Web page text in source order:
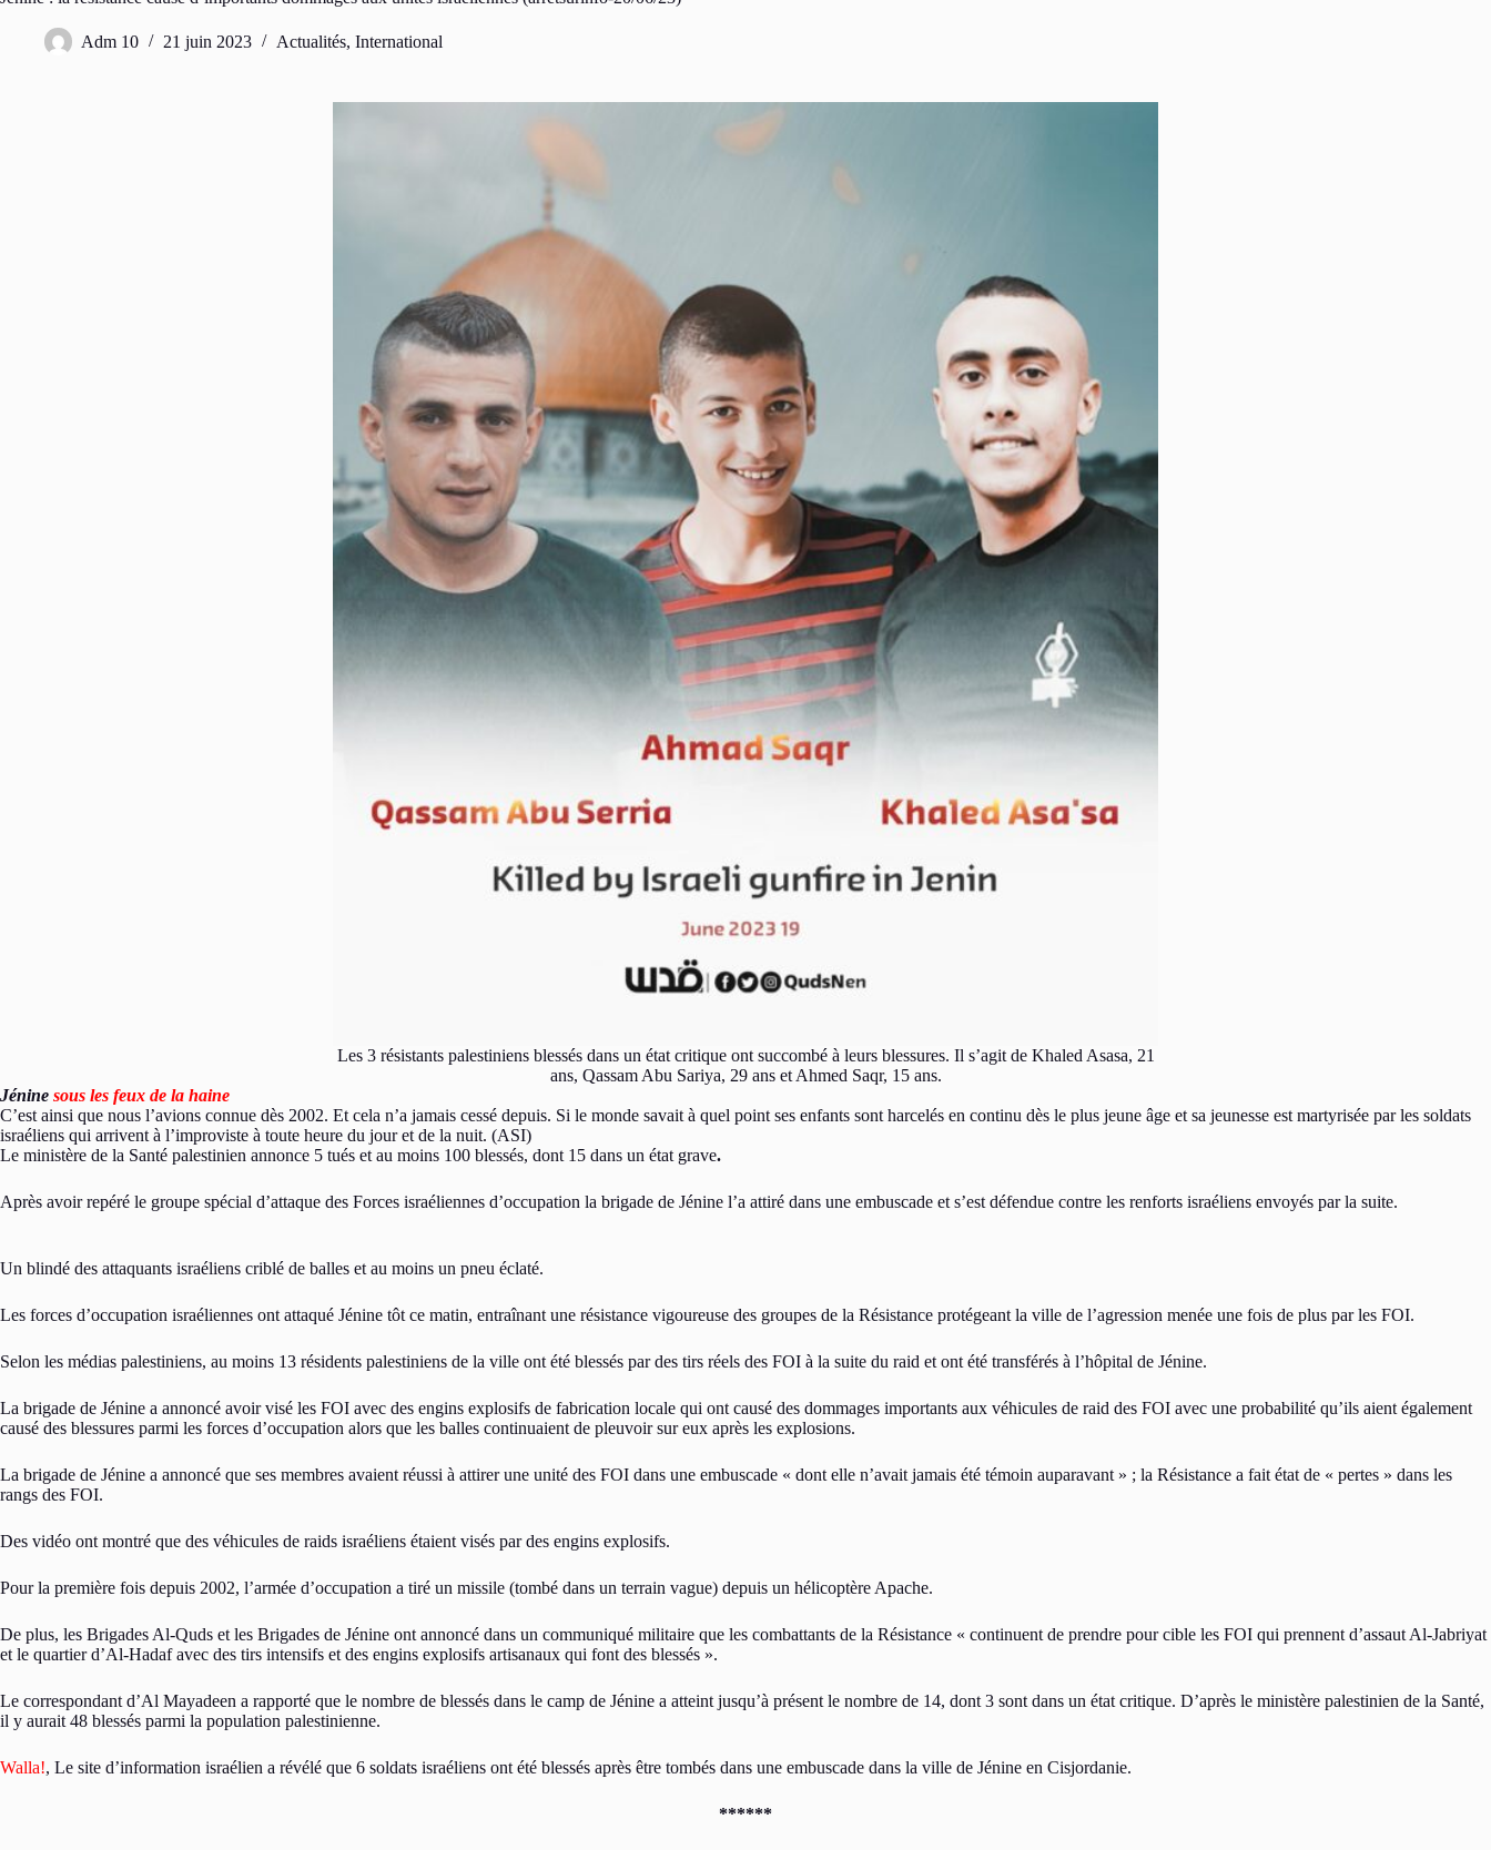
Adm 10 21 juin 2023 Actualités, International
Les 3 résistants palestiniens blessés dans un état critique ont succombé à leurs blessures. Il s’agit de Khaled Asasa, 21
ans, Qassam Abu Sariya, 29 ans et Ahmed Saqr, 15 ans.
Jénine sous les feux de la haine
C’est ainsi que nous l’avions connue dès 2002. Et cela n’a jamais cessé depuis. Si le monde savait à quel point ses enfants sont harcelés en continu dès le plus jeune âge et sa jeunesse est martyrisée par les soldats
israéliens qui arrivent à l’improviste à toute heure du jour et de la nuit. (ASI)
Le ministère de la Santé palestinien annonce 5 tués et au moins 100 blessés, dont 15 dans un état grave.
Après avoir repéré le groupe spécial d’attaque des Forces israéliennes d’occupation la brigade de Jénine l’a attiré dans une embuscade et s’est défendue contre les renforts israéliens envoyés par la suite.
Un blindé des attaquants israéliens criblé de balles et au moins un pneu éclaté.
Les forces d’occupation israéliennes ont attaqué Jénine tôt ce matin, entraînant une résistance vigoureuse des groupes de la Résistance protégeant la ville de l’agression menée une fois de plus par les FOI.
Selon les médias palestiniens, au moins 13 résidents palestiniens de la ville ont été blessés par des tirs réels des FOI à la suite du raid et ont été transférés à l’hôpital de Jénine.
La brigade de Jénine a annoncé avoir visé les FOI avec des engins explosifs de fabrication locale qui ont causé des dommages importants aux véhicules de raid des FOI avec une probabilité qu’ils aient également
causé des blessures parmi les forces d’occupation alors que les balles continuaient de pleuvoir sur eux après les explosions.
La brigade de Jénine a annoncé que ses membres avaient réussi à attirer une unité des FOI dans une embuscade « dont elle n’avait jamais été témoin auparavant » ; la Résistance a fait état de « pertes » dans les
rangs des FOI.
Des vidéo ont montré que des véhicules de raids israéliens étaient visés par des engins explosifs.
Pour la première fois depuis 2002, l’armée d’occupation a tiré un missile (tombé dans un terrain vague) depuis un hélicoptère Apache.
De plus, les Brigades Al-Quds et les Brigades de Jénine ont annoncé dans un communiqué militaire que les combattants de la Résistance « continuent de prendre pour cible les FOI qui prennent d’assaut Al-Jabriyat
et le quartier d’Al-Hadaf avec des tirs intensifs et des engins explosifs artisanaux qui font des blessés ».
Le correspondant d’Al Mayadeen a rapporté que le nombre de blessés dans le camp de Jénine a atteint jusqu’à présent le nombre de 14, dont 3 sont dans un état critique. D’après le ministère palestinien de la Santé,
il y aurait 48 blessés parmi la population palestinienne.
Walla!, Le site d’information israélien a révélé que 6 soldats israéliens ont été blessés après être tombés dans une embuscade dans la ville de Jénine en Cisjordanie.
******